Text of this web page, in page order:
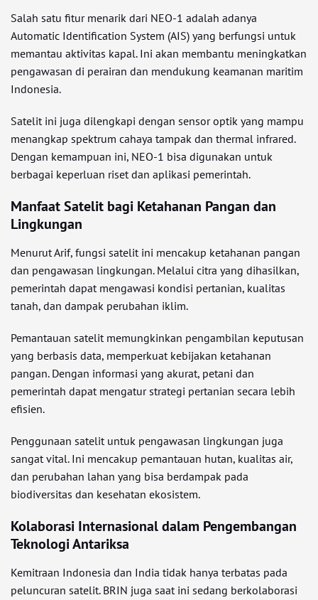
Salah satu fitur menarik dari NEO-1 adalah adanya
Automatic Identification System (AIS) yang berfungsi untuk
memantau aktivitas kapal. Ini akan membantu meningkatkan
pengawasan di perairan dan mendukung keamanan maritim
Indonesia.
Satelit ini juga dilengkapi dengan sensor optik yang mampu
menangkap spektrum cahaya tampak dan thermal infrared.
Dengan kemampuan ini, NEO-1 bisa digunakan untuk
berbagai keperluan riset dan aplikasi pemerintah.
Manfaat Satelit bagi Ketahanan Pangan dan
Lingkungan
Menurut Arif, fungsi satelit ini mencakup ketahanan pangan
dan pengawasan lingkungan. Melalui citra yang dihasilkan,
pemerintah dapat mengawasi kondisi pertanian, kualitas
tanah, dan dampak perubahan iklim.
Pemantauan satelit memungkinkan pengambilan keputusan
yang berbasis data, memperkuat kebijakan ketahanan
pangan. Dengan informasi yang akurat, petani dan
pemerintah dapat mengatur strategi pertanian secara lebih
efisien.
Penggunaan satelit untuk pengawasan lingkungan juga
sangat vital. Ini mencakup pemantauan hutan, kualitas air,
dan perubahan lahan yang bisa berdampak pada
biodiversitas dan kesehatan ekosistem.
Kolaborasi Internasional dalam Pengembangan
Teknologi Antariksa
Kemitraan Indonesia dan India tidak hanya terbatas pada
peluncuran satelit. BRIN juga saat ini sedang berkolaborasi